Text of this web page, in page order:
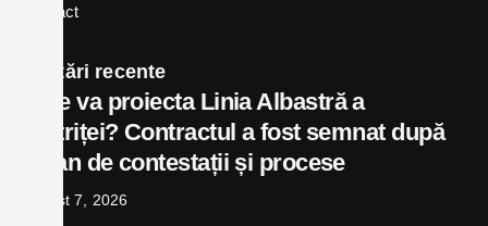
Contact
Postări recente
Cine va proiecta Linia Albastră a
Bistriței? Contractul a fost semnat după
un an de contestații și procese
august 7, 2026